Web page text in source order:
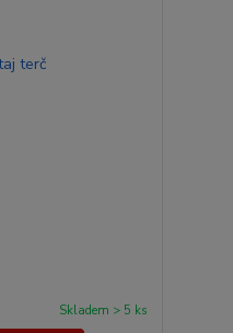
Skladem > 5 ks